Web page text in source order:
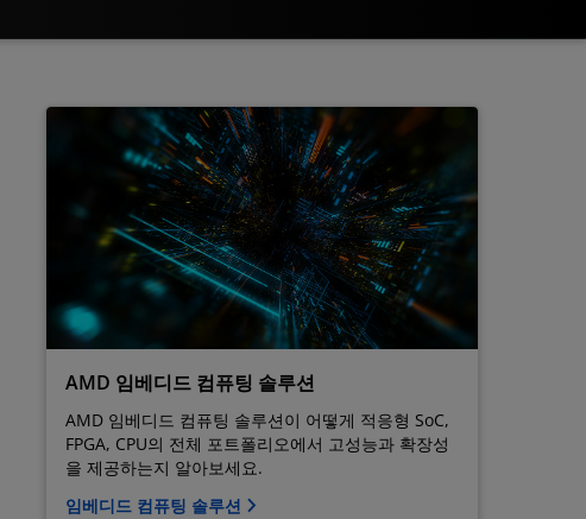
AMD 임베디드 컴퓨팅 솔루션
AMD 임베디드 컴퓨팅 솔루션이 어떻게 적응형 SoC,
FPGA, CPU의 전체 포트폴리오에서 고성능과 확장성
을 제공하는지 알아보세요.
임베디드 컴퓨팅 솔루션